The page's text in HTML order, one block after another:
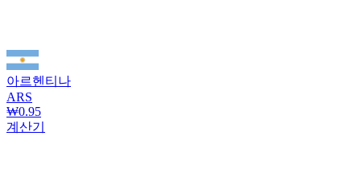
아르헨티나
ARS
₩0.95
계산기